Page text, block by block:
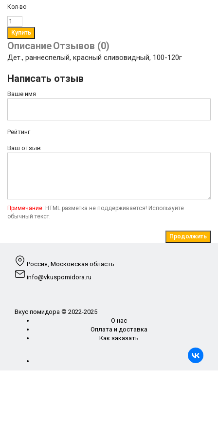
Кол-во
ОписаниеОтзывов (0)
Дет., раннеспелый, красный сливовидный, 100-120г
Написать отзыв
Ваше имя
Рейтинг
Ваш отзыв
Примечание: HTML разметка не поддерживается! Используйте
обычный текст.
Продолжить
Россия, Московская область
info@vkuspomidora.ru
Вкус помидора © 2022-2025
О нас
Оплата и доставка
Как заказать